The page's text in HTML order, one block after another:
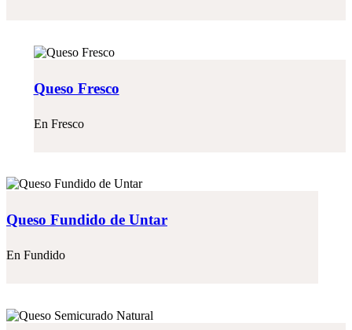
Queso Fresco
En Fresco
Queso Fundido de Untar
En Fundido